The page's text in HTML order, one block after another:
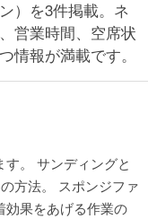
）を3件掲載。ネ
営業時間、空席状
情報が満載です。
す。 サンディングと
方法。 スポンジファ
効果をあげる作業の